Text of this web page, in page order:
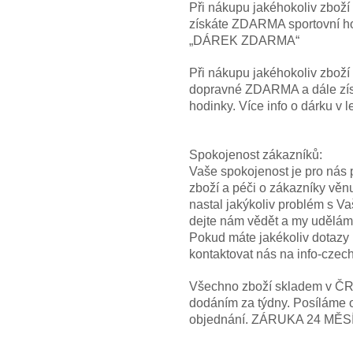
Při nákupu jakéhokoliv
získáte ZDARMA sportovní
„DÁREK ZDARMA“
Při nákupu jakéhokoliv
dopravné ZDARMA a dále
hodinky. Více info o dárku v
Spokojenost zákazníků:
Vaše spokojenost je pro nás
zboží a péči o zákazníky
nastal jakýkoliv problém s
dejte nám vědět a my
Pokud máte jakékoliv
kontaktovat nás na info-
Všechno zboží skladem v
dodáním za týdny. Posíláme
objednání. ZÁRUKA 24